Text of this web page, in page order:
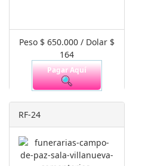
Peso $ 650.000 / Dolar $
164
Pagar Aquí
RF-24